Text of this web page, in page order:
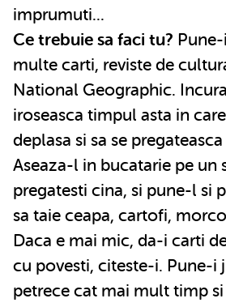
imprumuti...
Ce trebuie sa faci tu?
multe carti, reviste de
National Geographic.
iroseasca timpul asta in
deplasa si sa se
Aseaza-l in bucatarie pe un
pregatesti cina, si pune-l si
sa taie ceapa, cartofi,
Daca e mai mic, da-i carti
cu povesti, citeste-i. Pune-i
petrece cat mai mult timp